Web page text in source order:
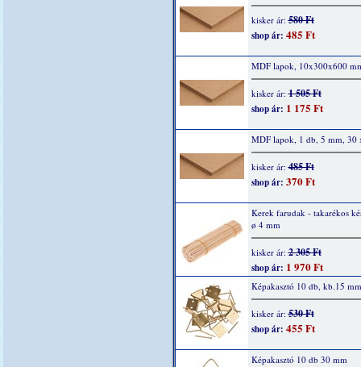
kisker ár:580 Ft
shop ár: 485 Ft
MDF lapok, 10x300x600
kisker ár:1 505 Ft
shop ár: 1 175 Ft
MDF lapok, 1 db, 5 mm, 30
kisker ár:485 Ft
shop ár: 370 Ft
Kerek farudak - takarékos
ø 4 mm
kisker ár:2 305 Ft
shop ár: 1 970 Ft
Képakasztó 10 db, kb.15 mm
kisker ár:530 Ft
shop ár: 455 Ft
Képakasztó 10 db 30 mm